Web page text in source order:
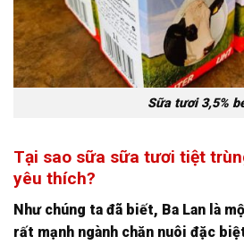
Sữa tươi 3,5%
Tại sao sữa sữa tươi tiệt
yêu thích?
Như chúng ta đã biết, Ba Lan là
rất mạnh ngành chăn nuôi đặc